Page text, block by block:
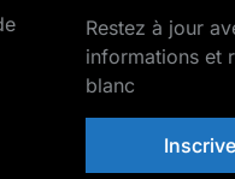
Restez à jour
informations et
blanc